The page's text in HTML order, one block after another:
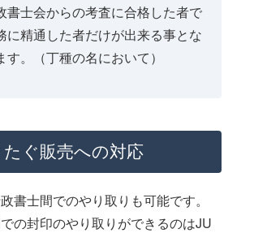
書士会からの考査に合格した者で
に精通した者だけが出来る事とな
す。（丁種の名において）
ぐ販売への対応
書士間でのやり取りも可能です。
の封印のやり取りができるのはJU